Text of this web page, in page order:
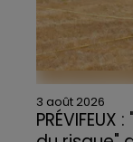
3 août 2026